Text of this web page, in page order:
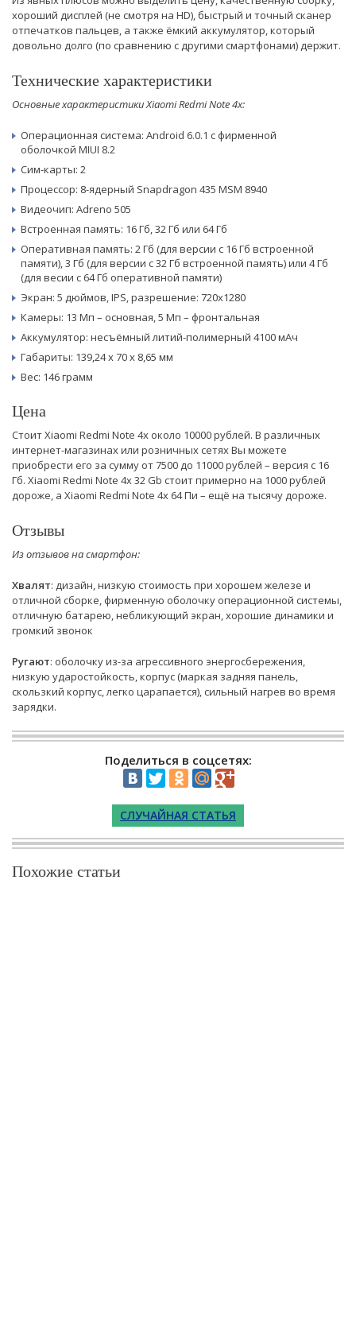
хороший дисплей (не смотря на HD), быстрый и точный сканер
отпечатков пальцев, а также ёмкий аккумулятор, который
довольно долго (по сравнению с другими смартфонами) держит.
Технические характеристики
Основные характеристики Xiaomi Redmi Note 4x:
Операционная система: Android 6.0.1 с фирменной
оболочкой MIUI 8.2
Сим-карты: 2
Процессор: 8-ядерный Snapdragon 435 MSM 8940
Видеочип: Adreno 505
Встроенная память: 16 Гб, 32 Гб или 64 Гб
Оперативная память: 2 Гб (для версии с 16 Гб встроенной
памяти), 3 Гб (для версии с 32 Гб встроенной память) или 4 Гб
(для весии с 64 Гб оперативной памяти)
Экран: 5 дюймов, IPS, разрешение: 720x1280
Камеры: 13 Мп – основная, 5 Мп – фронтальная
Аккумулятор: несъёмный литий-полимерный 4100 мАч
Габариты: 139,24 х 70 х 8,65 мм
Вес: 146 грамм
Цена
Стоит Xiaomi Redmi Note 4x около 10000 рублей. В различных
интернет-магазинах или розничных сетях Вы можете
приобрести его за сумму от 7500 до 11000 рублей – версия с 16
Гб. Xiaomi Redmi Note 4x 32 Gb стоит примерно на 1000 рублей
дороже, а Xiaomi Redmi Note 4x 64 Пи – ещё на тысячу дороже.
Отзывы
Из отзывов на смартфон:
Хвалят: дизайн, низкую стоимость при хорошем железе и
отличной сборке, фирменную оболочку операционной системы,
отличную батарею, небликующий экран, хорошие динамики и
громкий звонок
Ругают: оболочку из-за агрессивного энергосбережения,
низкую ударостойкость, корпус (маркая задняя панель,
скользкий корпус, легко царапается), сильный нагрев во время
зарядки.
Поделиться в соцсетях:
СЛУЧАЙНАЯ СТАТЬЯ
Похожие статьи